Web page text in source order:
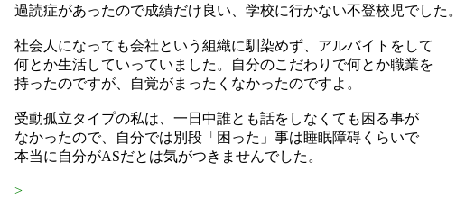
過読症があったので成績だけ良い、学校に行かない不登校児でした。
社会人になっても会社という組織に馴染めず、アルバイトをして
何とか生活していっていました。自分のこだわりで何とか職業を
持ったのですが、自覚がまったくなかったのですよ。
受動孤立タイプの私は、一日中誰とも話をしなくても困る事が
なかったので、自分では別段「困った」事は睡眠障碍くらいで
本当に自分がASだとは気がつきませんでした。
>